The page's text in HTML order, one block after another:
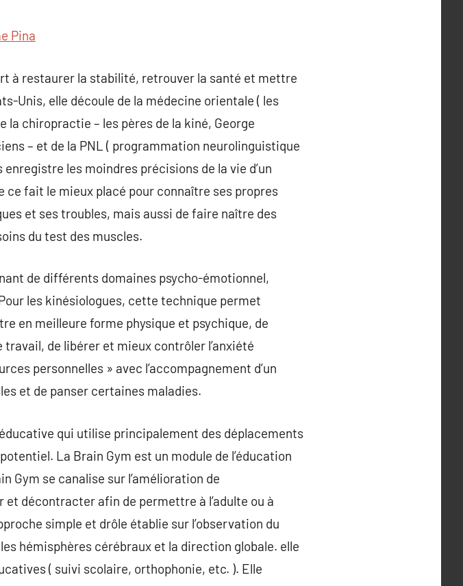
Pina
à restaurer la stabilité, retrouver la santé et mettre
Unis, elle découle de la médecine orientale ( les
la chiropractie – les pères de la kiné, George
– et de la PNL ( programmation neurolinguistique
les moindres précisions de la vie d’un
fait le mieux placé pour connaître ses propres
et ses troubles, mais aussi de faire naître des
du test des muscles.
de différents domaines psycho-émotionnel,
les kinésiologues, cette technique permet
en meilleure forme physique et psychique, de
de libérer et mieux contrôler l’anxiété
personnelles » avec l’accompagnement d’un
et de panser certaines maladies.
qui utilise principalement des déplacements
La Brain Gym est un module de l’éducation
Gym se canalise sur l’amélioration de
décontracter afin de permettre à l’adulte ou à
simple et drôle établie sur l’observation du
hémisphères cérébraux et la direction globale. elle
( suivi scolaire, orthophonie, etc. ). Elle